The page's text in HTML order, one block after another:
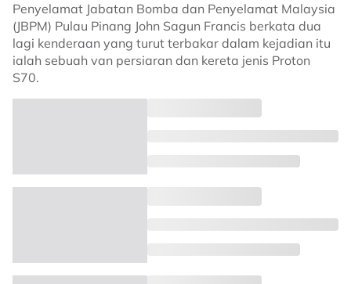
Penyelamat Jabatan Bomba dan Penyelamat Malaysia
(JBPM) Pulau Pinang John Sagun Francis berkata dua
lagi kenderaan yang turut terbakar dalam kejadian itu
ialah sebuah van persiaran dan kereta jenis Proton
S70.